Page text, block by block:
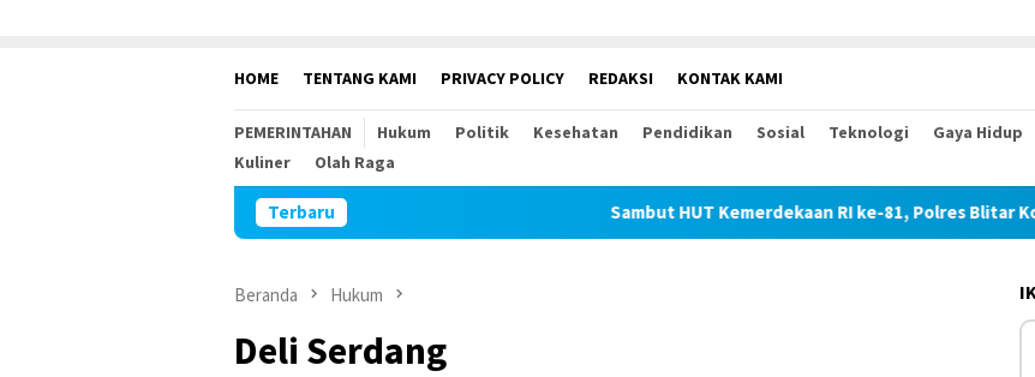
HOME TENTANG KAMI PRIVACY POLICY REDAKSI KONTAK KAMI
PEMERINTAHAN Hukum Politik Kesehatan Pendidikan Sosial Teknologi Gaya Hidup
Kuliner
Olah Raga
Terbaru Sambut HUT Kemerdekaan RI ke-81, Polres Blitar Kota
Beranda Hukum
Deli Serdang